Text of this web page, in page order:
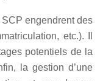
SCP engendrent des
etc.). Il
potentiels de la
la gestion d’une